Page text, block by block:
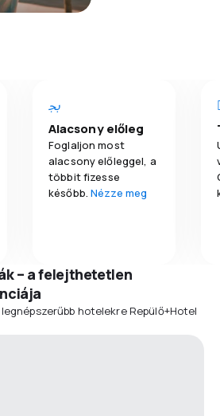
Alacsony előleg
Foglaljon most
alacsony előleggel, a
többit fizesse
később.Nézze meg
– a felejthetetlen
hotelekre Repülő+Hotel